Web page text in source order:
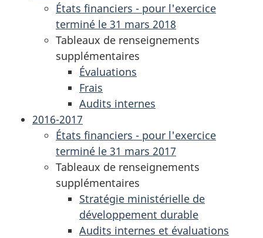
États financiers - pour l'exercice
terminé le 31 mars 2018
Tableaux de renseignements
supplémentaires
Évaluations
Frais
Audits internes
2016-2017
États financiers - pour l'exercice
terminé le 31 mars 2017
Tableaux de renseignements
supplémentaires
Stratégie ministérielle de
développement durable
Audits internes et évaluations